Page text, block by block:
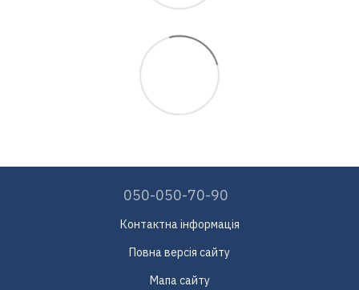
050-050-70-90
Контактна інформація
Повна версія сайту
Мапа сайту